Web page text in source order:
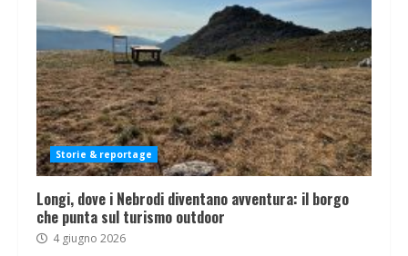
Storie & reportage
Longi, dove i Nebrodi diventano avventura: il borgo
che punta sul turismo outdoor
4 giugno 2026